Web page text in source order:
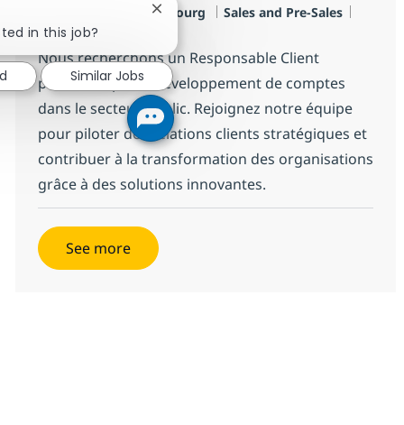
Luxembourg, Luxembourg Category
Sales and Pre-Sales
Full time
Nous recherchons un Responsable Client
passionné par le développement de comptes
dans le secteur public. Rejoignez notre équipe
pour piloter des relations clients stratégiques et
contribuer à la transformation des organisations
grâce à des solutions innovantes.
See more
in this job?
Close chatbot notification
Similar Jobs